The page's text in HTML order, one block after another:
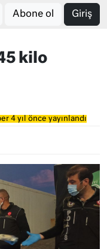
Abone ol Giriş
kilo
4 yıl önce yayınlandı